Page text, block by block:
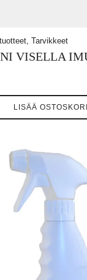
Tarvikkeet
VISELLA
LISÄÄ